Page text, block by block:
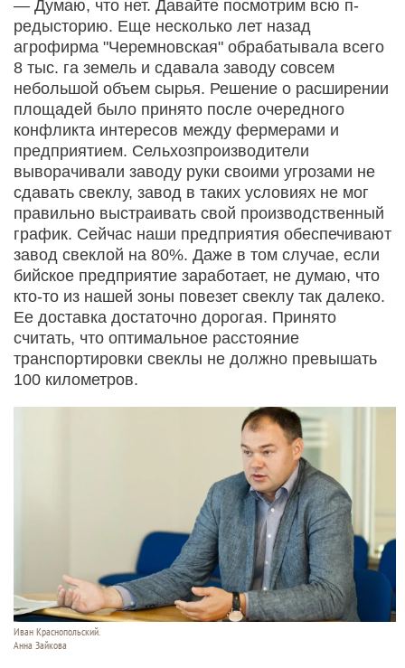
— Думаю, что нет. Давайте посмотрим всю п­
редысторию. Еще несколько лет назад
агрофирма "Черемновская" обрабатывала всего
8 тыс. га земель и сдавала заводу совсем
небольшой объем сырья. Решение о расширении
площадей было принято после очередного
конфликта интересов между фермерами и
предприятием. Сельхозпроизводители
выворачивали заводу руки своими угрозами не
сдавать свеклу, завод в таких условиях не мог
правильно выстраивать свой производственный
график. Сейчас наши предприятия обеспечивают
завод свеклой на 80%. Даже в том случае, если
бийское предприятие заработает, не думаю, что
кто-то из нашей зоны повезет свеклу так далеко.
Ее доставка достаточно дорогая. Принято
считать, что оптимальное расстояние
транспортировки свеклы не должно превышать
100 километров.
Иван Краснопольский.
Анна Зайкова